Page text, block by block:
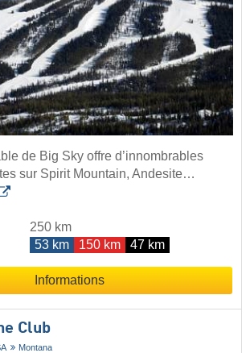
de Big Sky offre d’innombrables
sur Spirit Mountain, Andesite…
250 km
53 km
150 km 47 km
Informations
Club
Montana